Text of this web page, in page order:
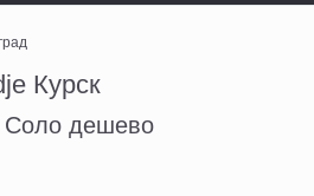
Курск
Соло дешево